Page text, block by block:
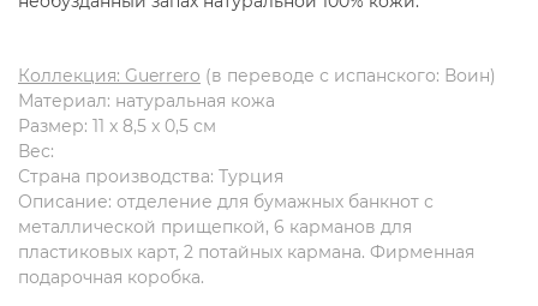
Коллекция: Guerrero (в переводе с испанского: Воин)
Материал: натуральная кожа
Размер: 11 x 8,5 x 0,5 см
Вес:
Страна производства: Турция
Описание: отделение для бумажных банкнот с
металлической прищепкой, 6 карманов для
пластиковых карт, 2 потайных кармана. Фирменная
подарочная коробка.